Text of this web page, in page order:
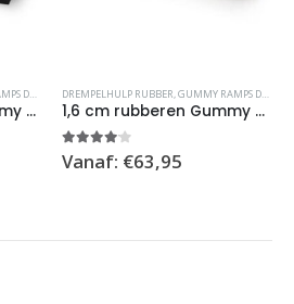
5,6 cm rubberen Gummy Ramp
DREMPELHULP RUBBER,GUMMY RAMPS DREMPELSYSTEEM
1,6 cm rubberen Gummy Ramp
4.00 out of 5
Vanaf: €63,95